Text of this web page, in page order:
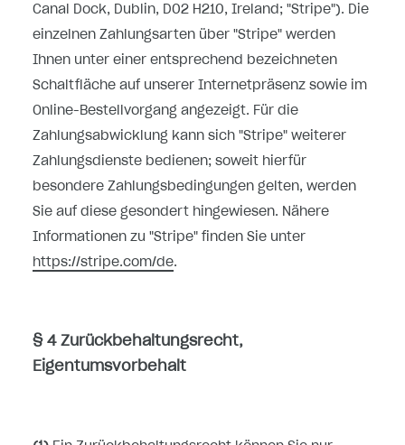
Canal Dock, Dublin, D02 H210, Ireland; "Stripe"). Die
einzelnen Zahlungsarten über "Stripe" werden
Ihnen unter einer entsprechend bezeichneten
Schaltfläche auf unserer Internetpräsenz sowie im
Online-Bestellvorgang angezeigt. Für die
Zahlungsabwicklung kann sich "Stripe" weiterer
Zahlungsdienste bedienen; soweit hierfür
besondere Zahlungsbedingungen gelten, werden
Sie auf diese gesondert hingewiesen. Nähere
Informationen zu "Stripe" finden Sie unter
https://stripe.com/de.
§ 4 Zurückbehaltungsrecht,
Eigentumsvorbehalt